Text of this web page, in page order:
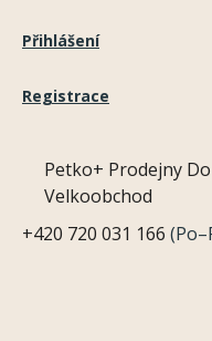
Přihlášení
Registrace
Petko+ Prodejny
Velkoobchod
+420 720 031 166